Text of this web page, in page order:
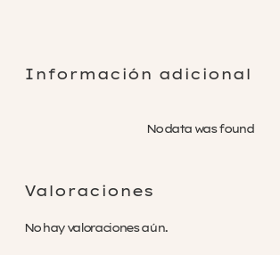
Información adicional
No data was found
Valoraciones
No hay valoraciones aún.